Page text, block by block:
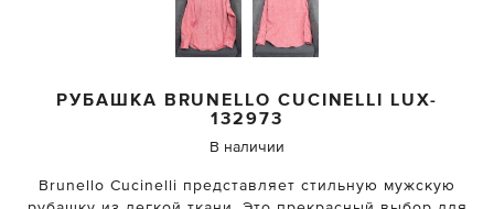
РУБАШКА BRUNELLO CUCINELLI LUX-
132973
В наличии
Brunello Cucinelli представляет стильную мужскую